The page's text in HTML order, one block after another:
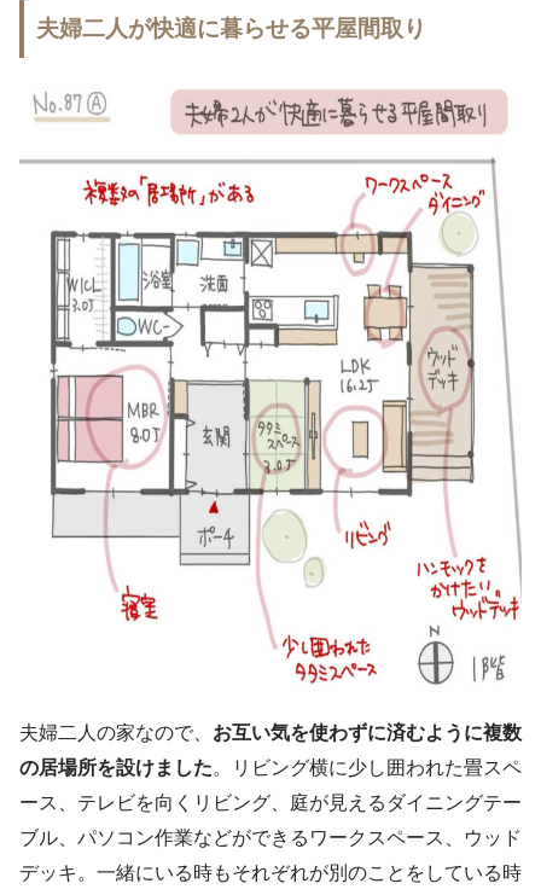
夫婦二人が快適に暮らせる平屋間取り
夫婦二人の家なので、 お互い気を使わずに済むように複数
の居場所を設けました。リビング横に少し囲われた畳スペ
ース、テレビを向くリビング、庭が見えるダイニングテー
ブル、パソコン作業などができるワークスペース、ウッド
デッキ。一緒にいる時もそれぞれが別のことをしている時